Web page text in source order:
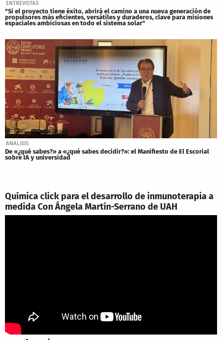
ENTREVISTAS
"Si el proyecto tiene éxito, abrirá el camino a una nueva generación de
propulsores más eficientes, versátiles y duraderos, clave para misiones
espaciales ambiciosas en todo el sistema solar"
ANALISIS
De «¿qué sabes?» a «¿qué sabes decidir?»: el Manifiesto de El Escorial
sobre IA y universidad
Química click para el desarrollo de inmunoterapia a
medida Con Ángela Martín-Serrano de UAH